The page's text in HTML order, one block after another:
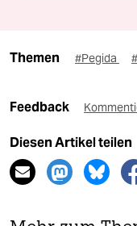
Themen #Pegida
Feedback
Diesen Artikel teilen